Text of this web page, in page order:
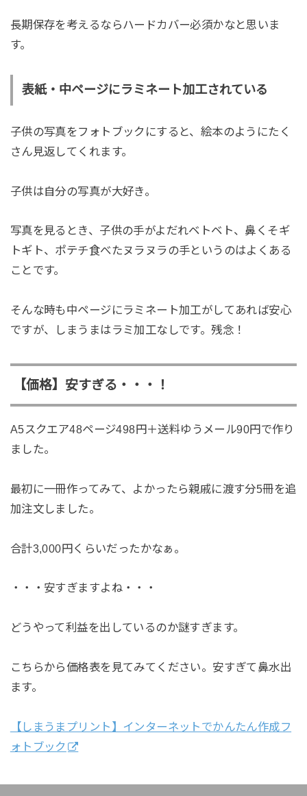
長期保存を考えるならハードカバー必須かなと思いま
す。
表紙・中ページにラミネート加工されている
子供の写真をフォトブックにすると、絵本のようにたく
さん見返してくれます。
子供は自分の写真が大好き。
写真を見るとき、子供の手がよだれベトベト、鼻くそギ
トギト、ポテチ食べたヌラヌラの手というのはよくある
ことです。
そんな時も中ページにラミネート加工がしてあれば安心
ですが、しまうまはラミ加工なしです。残念！
【価格】安すぎる・・・！
A5スクエア48ページ498円＋送料ゆうメール90円で作り
ました。
最初に一冊作ってみて、よかったら親戚に渡す分5冊を追
加注文しました。
合計3,000円くらいだったかなぁ。
・・・安すぎますよね・・・
どうやって利益を出しているのか謎すぎます。
こちらから価格表を見てみてください。安すぎて鼻水出
ます。
【しまうまプリント】インターネットでかんたん作成フ
ォトブック